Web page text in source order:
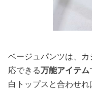
ベージュパンツは、
応できる万能アイテム
白トップスと合わせれ